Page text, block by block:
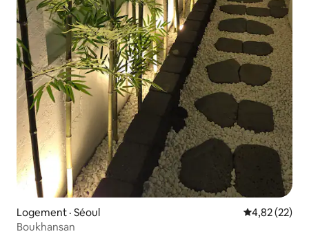
Logement · Séoul Note
4,82 (22)
Boukhansan